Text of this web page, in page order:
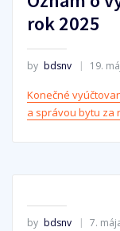
rok 2025
by bdsnv 19.
Konečné
a správou bytu za
by bdsnv 7.